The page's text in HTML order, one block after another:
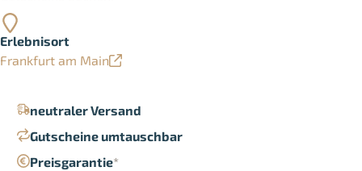
neutraler Versand
Gutscheine umtauschbar
Preisgarantie*
Erlebnisort
Frankfurt am Main